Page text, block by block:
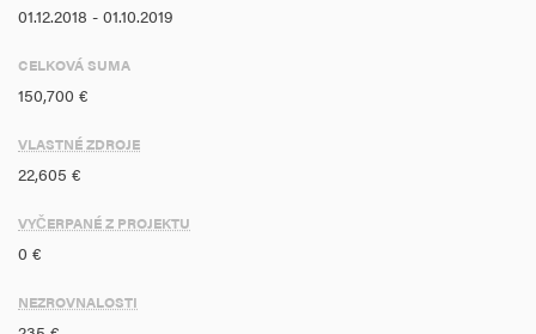
tieto merateľné ukazovatele:
-
-
-
-
-
01.12.2018 - 01.10.2019
CELKOVÁ SUMA
150,700 €
VLASTNÉ ZDROJE
22,605 €
VYČERPANÉ Z PROJEKTU
0 €
NEZROVNALOSTI